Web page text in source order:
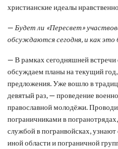
христианские идеалы
— Будет ли «Пересвет»
обсуждаются сегодня, и как это
— В рамках сегодняшней
обсуждаем планы на текущий
предложения. Уже вошло в
девятый раз, — проведение
православной молодёжи.
пограничниками в
службой в погранвойсках,
иной области и пограничной